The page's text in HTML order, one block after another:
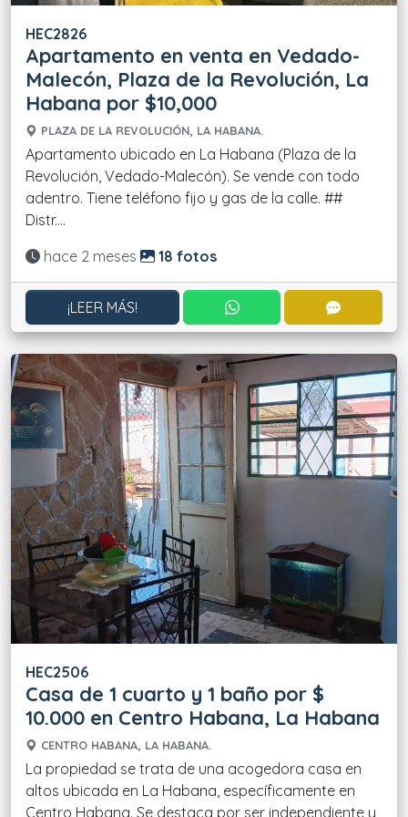
HEC2826
Apartamento en venta en Vedado-
Malecón, Plaza de la Revolución, La
Habana por $10,000
PLAZA DE LA REVOLUCIÓN, LA HABANA.
Apartamento ubicado en La Habana (Plaza de la
Revolución, Vedado-Malecón). Se vende con todo
adentro. Tiene teléfono fijo y gas de la calle. ##
Distr....
Actualizado:
hace 2 meses 18 fotos
¡LEER MÁS! CONTACTAR POR
HEC2506
Casa de 1 cuarto y 1 baño por $
10.000 en Centro Habana, La Habana
CENTRO HABANA, LA HABANA.
La propiedad se trata de una acogedora casa en
altos ubicada en La Habana, específicamente en
Centro Habana. Se destaca por ser independiente y